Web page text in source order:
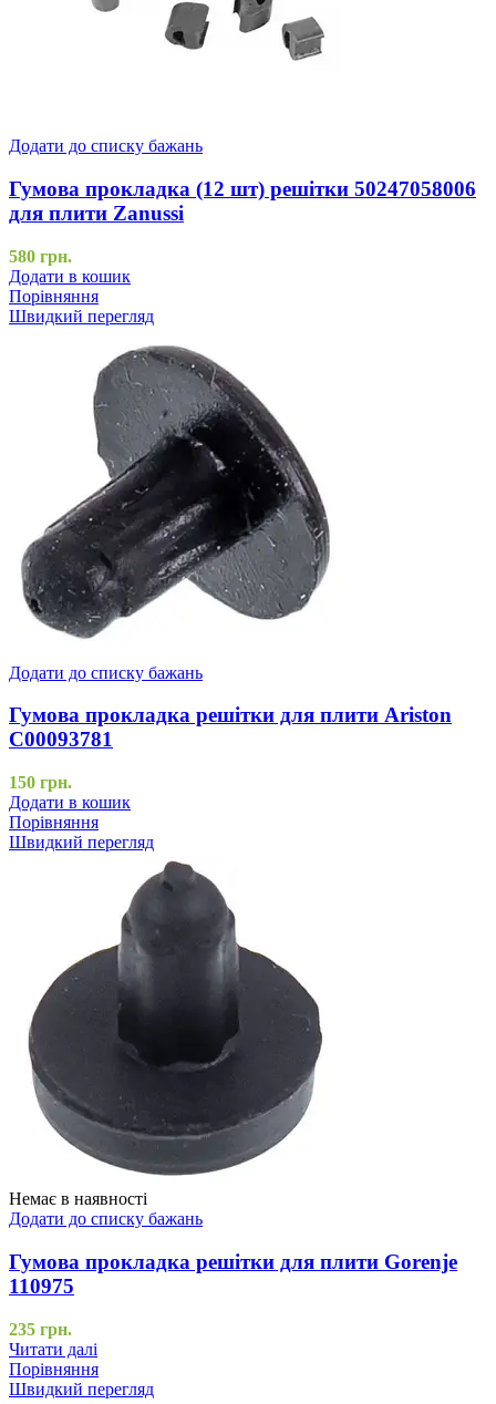
Додати до списку бажань
Гумова прокладка (12 шт) решітки 50247058006
для плити Zanussi
580 грн.
Додати в кошик
Порівняння
Швидкий перегляд
Додати до списку бажань
Гумова прокладка решітки для плити Ariston
C00093781
150 грн.
Додати в кошик
Порівняння
Швидкий перегляд
Немає в наявності
Додати до списку бажань
Гумова прокладка решітки для плити Gorenje
110975
235 грн.
Читати далі
Порівняння
Швидкий перегляд